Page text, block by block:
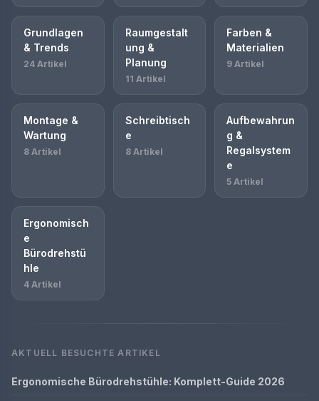
Grundlagen
& Trends
24 Artikel
Raumgestalt
ung &
Planung
11 Artikel
Farben &
Materialien
9 Artikel
Montage &
Wartung
8 Artikel
Schreibtisch
e
8 Artikel
Aufbewahrun
g &
Regalsystem
e
5 Artikel
Ergonomisch
e
Bürodrehstü
hle
4 Artikel
AKTUELL BESUCHTE ARTIKEL
Ergonomische Bürodrehstühle: Komplett-Guide 2026